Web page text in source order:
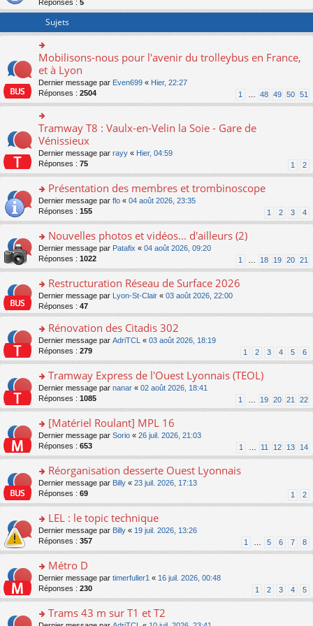
er
s
s
a
g
e
n
o
n
lu
le
pl
u
s
ré
c
e
Réponses : 5
Sujets
o
n
ult
er
le
m
s
s
a
g
n
o
n
lu
le
pl
u
c
e
nt
Mobilisons-nous pour l'avenir du trolleybus en France,
et à Lyon
Dernier message par Even699 « Hier, 22:27
Réponses : 2504 1 48 49 50 51
o
n
ult
er
le
m
e
s
s
a
g
e
n
o
n
lu
le
pl
u
s
ré
nt
Tramway T8 : Vaulx-en-Velin la Soie - Gare de
Vénissieux
Dernier message par rayy « Hier, 04:59
Réponses : 75 1 2
o
n
s
ult
er
le
m
e
s
s
a
g
e
n
o
le
pl
u
s
ré
c
e
Présentation des membres et trombinoscope
Dernier message par flo « 04 août 2026, 23:35
Réponses : 155 1 2 3 4
o
n
s
ult
er
le
m
s
s
a
g
e
n
o
le
pl
u
s
ré
c
e
Nouvelles photos et vidéos... d'ailleurs (2)
Dernier message par Patafix « 04 août 2026, 09:20
Réponses : 1022 1 18 19 20 21
o
n
s
ult
er
le
s
s
a
g
e
n
o
le
pl
u
s
ré
c
e
Restructuration Réseau de Surface 2026
Dernier message par Lyon-St-Clair « 03 août 2026, 22:00
Réponses : 47
o
n
s
ult
er
le
m
e
s
s
a
g
n
o
n
lu
le
pl
u
s
c
e
nt
Rénovation des Citadis 302
Dernier message par AdriTCL « 03 août 2026, 18:19
Réponses : 279 1 2 3 4 5 6
o
n
s
ult
er
le
m
e
s
s
a
g
n
o
n
lu
le
pl
u
s
c
Tramway Express de l'Ouest Lyonnais (TEOL)
Dernier message par nanar « 02 août 2026, 18:41
Réponses : 1085 1 19 20 21 22
o
n
s
ult
er
le
m
e
s
s
a
g
n
o
n
lu
le
pl
[Matériel Roulant] MPL 16
Dernier message par Sorio « 26 juil. 2026, 21:03
Réponses : 653 1 11 12 13 14
o
n
s
ult
er
le
m
e
s
s
a
g
n
Réorganisation desserte Ouest Lyonnais
Dernier message par Billy « 23 juil. 2026, 17:13
Réponses : 69 1 2
o
n
s
ult
er
le
m
e
s
LEL : le topic technique
Dernier message par Billy « 19 juil. 2026, 13:26
Réponses : 357 1 5 6 7 8
o
n
s
ult
er
Métro D
Dernier message par timerfuller1 « 16 juil. 2026, 00:48
Réponses : 230 1 2 3 4 5
Trams 43 m sur T1 et T2